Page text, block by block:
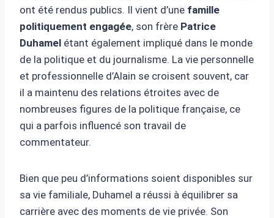
ont été rendus publics. Il vient d’une famille
politiquement engagée, son frère Patrice
Duhamel étant également impliqué dans le monde
de la politique et du journalisme. La vie personnelle
et professionnelle d’Alain se croisent souvent, car
il a maintenu des relations étroites avec de
nombreuses figures de la politique française, ce
qui a parfois influencé son travail de
commentateur.
Bien que peu d’informations soient disponibles sur
sa vie familiale, Duhamel a réussi à équilibrer sa
carrière avec des moments de vie privée. Son